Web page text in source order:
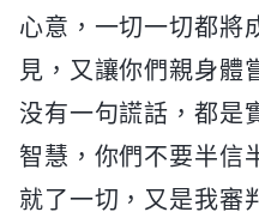
心意，一切一切都將
見，又讓你們親身體
没有一句謊話，都是
智慧，你們不要半信
就了一切，又是我審